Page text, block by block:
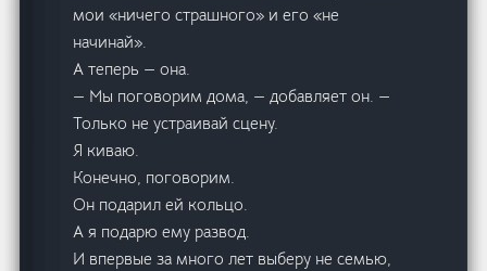
мои «ничего страшного» и его «не
начинай».
А теперь — она.
— Мы поговорим дома, — добавляет он. —
Только не устраивай сцену.
Я киваю.
Конечно, поговорим.
Он подарил ей кольцо.
А я подарю ему развод.
И впервые за много лет выберу не семью,